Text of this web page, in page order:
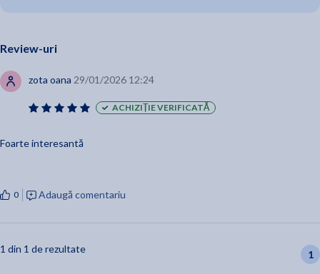
a fost teama sa intrebi. - Kirkus Reviews
Traducere din limba engleza de Teodora Sindrilaru.
Review-uri
zota oana 29/01/2026 12:24
ACHIZIȚIE VERIFICATĂ
Foarte interesantă
0 Adaugă comentariu
1 din 1 de rezultate 1